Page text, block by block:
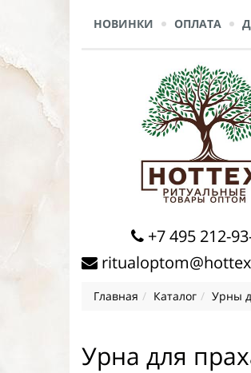
НОВИНКИ ОПЛАТА
+7 495 212-
Главная Каталог Урны
Урна для